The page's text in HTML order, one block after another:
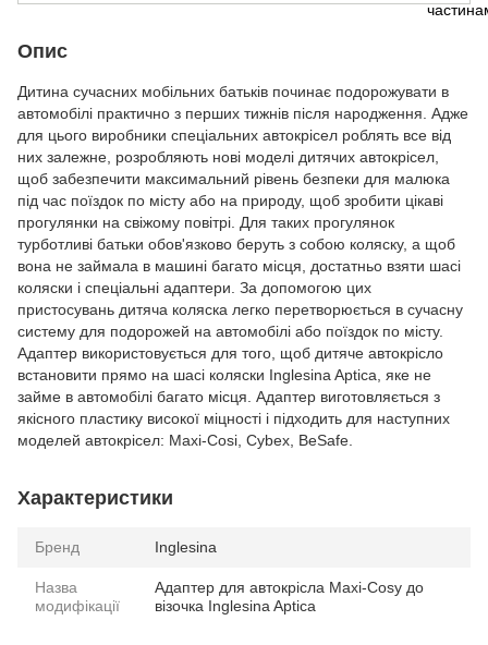
Опис
Дитина сучасних мобільних батьків починає подорожувати в
автомобілі практично з перших тижнів після народження. Адже
для цього виробники спеціальних автокрісел роблять все від
них залежне, розробляють нові моделі дитячих автокрісел,
щоб забезпечити максимальний рівень безпеки для малюка
під час поїздок по місту або на природу, щоб зробити цікаві
прогулянки на свіжому повітрі. Для таких прогулянок
турботливі батьки обов'язково беруть з собою коляску, а щоб
вона не займала в машині багато місця, достатньо взяти шасі
коляски і спеціальні адаптери. За допомогою цих
пристосувань дитяча коляска легко перетворюється в сучасну
систему для подорожей на автомобілі або поїздок по місту.
Адаптер використовується для того, щоб дитяче автокрісло
встановити прямо на шасі коляски Inglesina Aptica, яке не
займе в автомобілі багато місця. Адаптер виготовляється з
якісного пластику високої міцності і підходить для наступних
моделей автокрісел: Maxi-Cosi, Cybex, BeSafe.
Характеристики
Бренд Inglesina
Назва
модифікації
Адаптер для автокрісла Maxi-Cosy до
візочка Inglesina Aptica